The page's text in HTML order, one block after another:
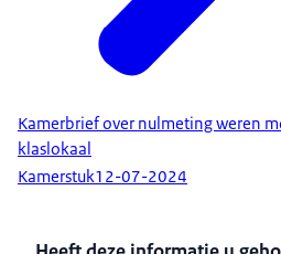
Kamerbrief over nulmeting weren
klaslokaal
Kamerstuk12-07-2024